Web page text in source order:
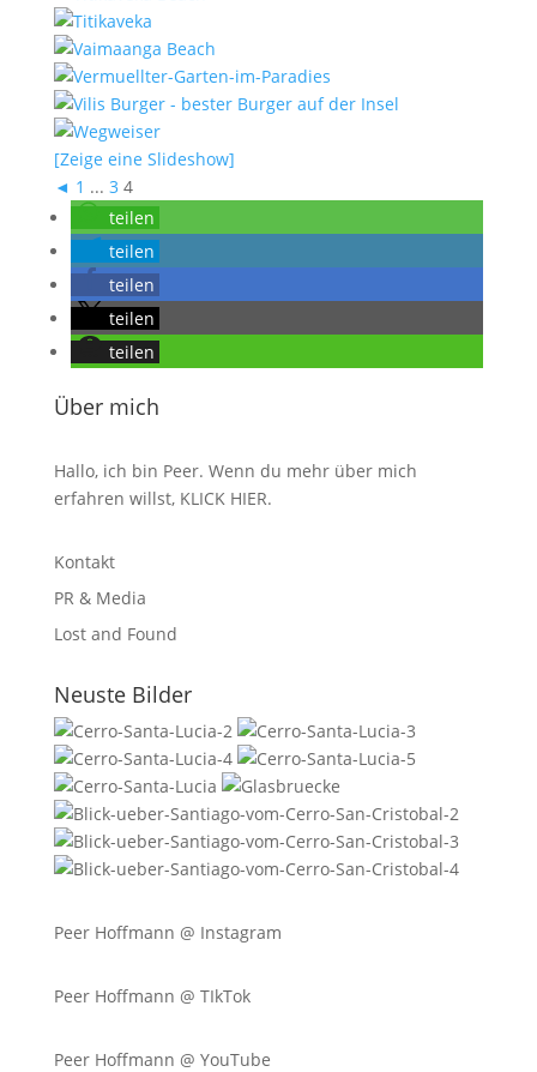
[Zeige eine Slideshow]
◄ 1 ... 3 4
teilen
teilen
teilen
teilen
teilen
Über mich
Hallo, ich bin Peer. Wenn du mehr über mich
erfahren willst, KLICK HIER.
Kontakt
PR & Media
Lost and Found
Neuste Bilder
Peer Hoffmann @ Instagram
Peer Hoffmann @ TIkTok
Peer Hoffmann @ YouTube